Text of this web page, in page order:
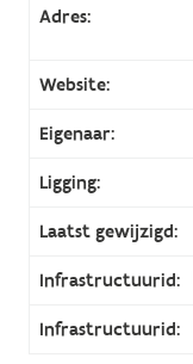
Adres:
Website:
Eigenaar:
Ligging:
Laatst gewijzigd:
Infrastructuurid:
Infrastructuurid: